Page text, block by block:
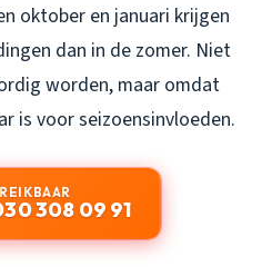
oktober en januari krijgen
dan in de zomer. Niet
worden, maar omdat
is voor seizoensinvloeden.
308 09 91